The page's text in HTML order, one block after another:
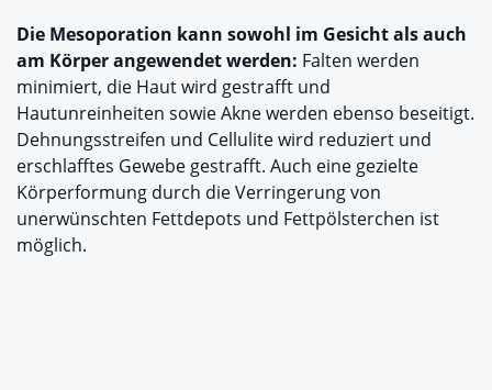
Die Mesoporation kann sowohl im Gesicht als auch
am Körper angewendet werden: Falten werden
minimiert, die Haut wird gestrafft und
Hautunreinheiten sowie Akne werden ebenso beseitigt.
Dehnungsstreifen und Cellulite wird reduziert und
erschlafftes Gewebe gestrafft. Auch eine gezielte
Körperformung durch die Verringerung von
unerwünschten Fettdepots und Fettpölsterchen ist
möglich.